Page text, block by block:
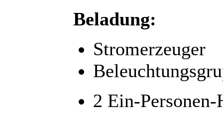
Beladung:
Stromerzeuger
2 Ein-